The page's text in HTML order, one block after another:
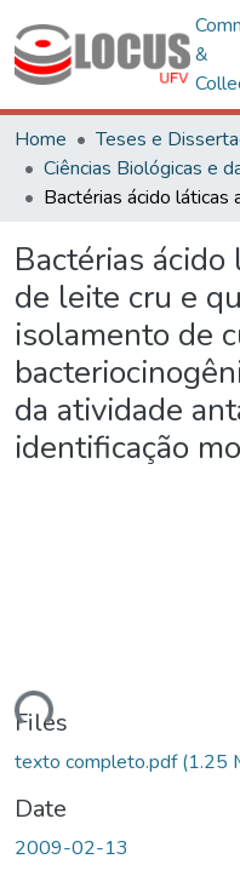
&
Home
Teses e
Bactérias
de leite cru e
isolamento de
da atividade
identificação
Loading...
Files
texto completo.pdf(1.25
Date
2009-02-13